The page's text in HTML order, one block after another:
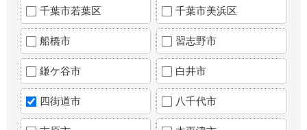
千葉市若葉区 千葉市美浜区
船橋市 習志野市
鎌ケ谷市 白井市
四街道市 八千代市